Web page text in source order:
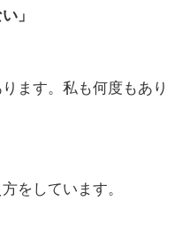
」
ます。私も何度もあり
をしています。